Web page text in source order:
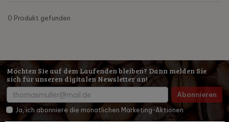
0 Produkt gefunden
Möchten Sie auf dem Laufenden bleiben? Dann melden Sie
sich für unseren digitalen Newsletter an!
Abonnieren
Ja, ich abonniere die monatlichen Marketing-Aktionen